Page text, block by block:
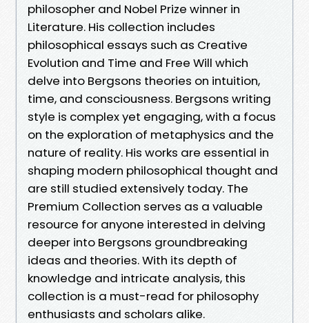
philosopher and Nobel Prize winner in
Literature. His collection includes
philosophical essays such as Creative
Evolution and Time and Free Will which
delve into Bergsons theories on intuition,
time, and consciousness. Bergsons writing
style is complex yet engaging, with a focus
on the exploration of metaphysics and the
nature of reality. His works are essential in
shaping modern philosophical thought and
are still studied extensively today. The
Premium Collection serves as a valuable
resource for anyone interested in delving
deeper into Bergsons groundbreaking
ideas and theories. With its depth of
knowledge and intricate analysis, this
collection is a must-read for philosophy
enthusiasts and scholars alike.